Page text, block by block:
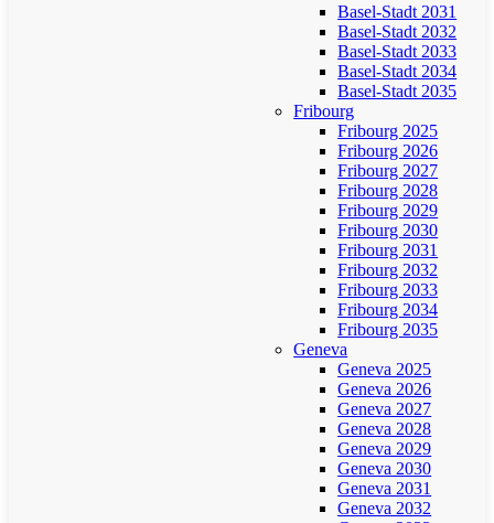
Basel-Stadt 2031
Basel-Stadt 2032
Basel-Stadt 2033
Basel-Stadt 2034
Basel-Stadt 2035
Fribourg
Fribourg 2025
Fribourg 2026
Fribourg 2027
Fribourg 2028
Fribourg 2029
Fribourg 2030
Fribourg 2031
Fribourg 2032
Fribourg 2033
Fribourg 2034
Fribourg 2035
Geneva
Geneva 2025
Geneva 2026
Geneva 2027
Geneva 2028
Geneva 2029
Geneva 2030
Geneva 2031
Geneva 2032